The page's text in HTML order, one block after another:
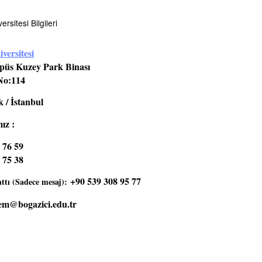
Bilgileri
Kuzey Park Binası
/ İstanbul
:
59
38
(Sadece mesaj): +90 539 308 95 77